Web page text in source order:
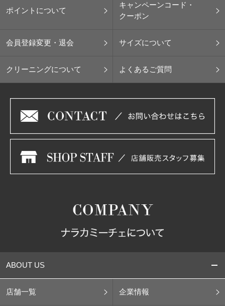
ポイントについて
キャンペーンコード・
クーポン
会員登録変更・退会 サイズについて
クリーニングについて よくあるご質問
ABOUT US
店舗一覧 企業情報